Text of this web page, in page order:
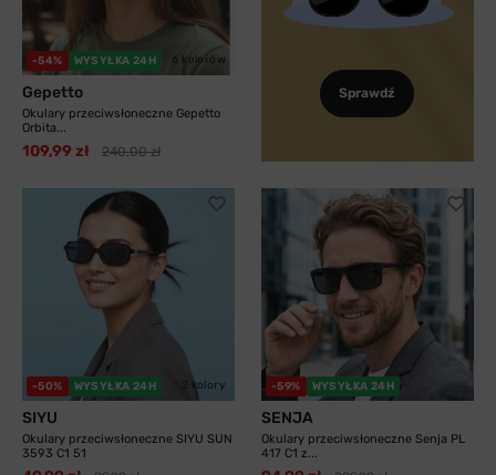
-54% WYSYŁKA 24H 6 kolorów
Gepetto
Okulary przeciwsłoneczne Gepetto
Orbita...
109,99 zł 240,00 zł
Sprawdź
-50% WYSYŁKA 24H 2 kolory
SIYU
Okulary przeciwsłoneczne SIYU SUN
3593 C1 51
-59% WYSYŁKA 24H
SENJA
Okulary przeciwsłoneczne Senja PL
417 C1 z...